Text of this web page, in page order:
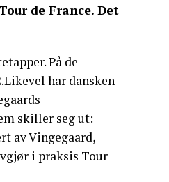
de France. Det
På de
har dansken
skiller seg ut:
av Vingegaard,
i praksis Tour